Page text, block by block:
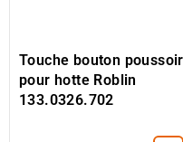
Touche bouton poussoir
pour hotte Roblin
133.0326.702